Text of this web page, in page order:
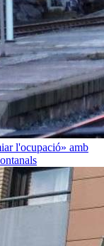
l'ocupació» amb